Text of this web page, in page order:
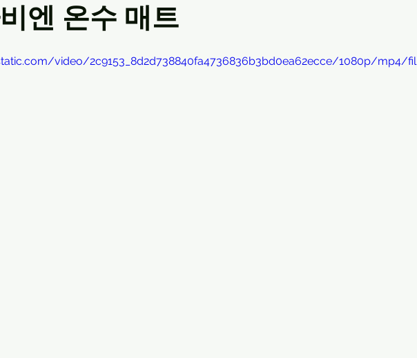
엔 온수 매트
video/2c9153_8d2d738840fa4736836b3bd0ea62ecce/1080p/mp4/fil